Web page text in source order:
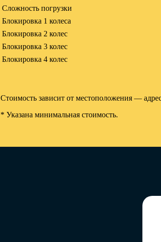
Сложность погрузки
Блокировка 1 колеса
Блокировка 2 колес
Блокировка 3 колес
Блокировка 4 колес
Стоимость зависит от местоположения —
* Указана минимальная стоимость.